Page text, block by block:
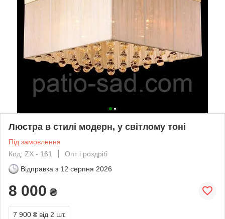
Люстра в стилі модерн, у світлому тоні
Під замовлення
Код: ZX - 161
Опт і роздріб
Відправка з 12 серпня 2026
8 000 ₴
7 900 ₴ від 2 шт.